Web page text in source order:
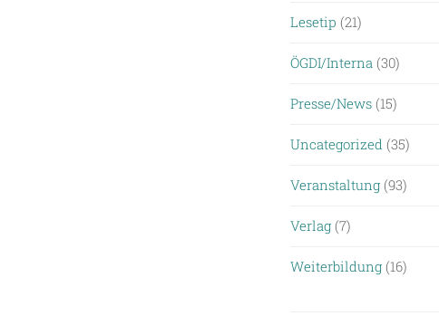
Lesetip (21)
ÖGDI/Interna (30)
Presse/News (15)
Uncategorized (35)
Veranstaltung (93)
Verlag (7)
Weiterbildung (16)